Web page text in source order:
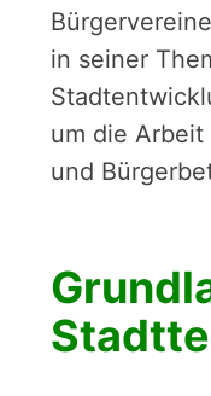
in seiner
um die
und